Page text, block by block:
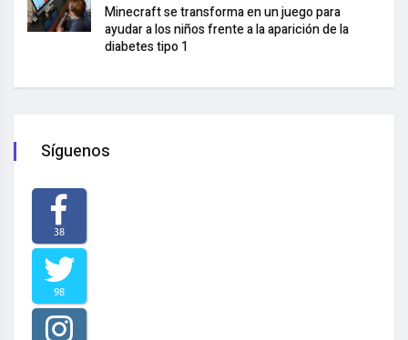
Minecraft se transforma en un juego para
ayudar a los niños frente a la aparición de la
diabetes tipo 1
Síguenos
38
98